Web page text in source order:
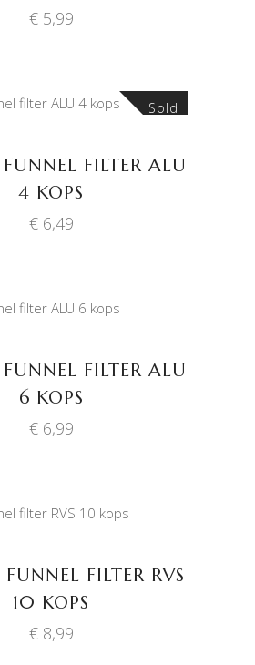
€5,99
Sold
FILTER ALU
4 KOPS
€6,49
FILTER ALU
6 KOPS
€6,99
FILTER RVS
10 KOPS
€8,99